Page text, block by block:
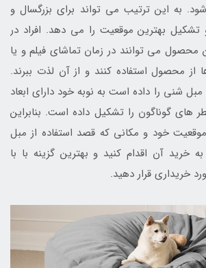
به این ترتیب می تواند برای بزرگسال و
بهترین موقعیت را می دهد. افراد در
محصول می توانند در زمان تماشای فیلم و یا
از محصول استفاده کنند و از آن لذت ببرند.
شنی را داده است به نوبه خود دارای ابعاد
گوناگون را تشکیل داده است. بنابراین
خود و مکانی که قصد استفاده از مبل
خرید آن اقدام کنید و بهترین گزینه با با
خریداری قرار دهید.